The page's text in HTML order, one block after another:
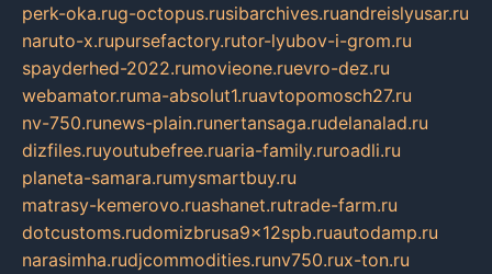
perk-oka.rug-octopus.rusibarchives.ruandreislyusar.ru
naruto-x.rupursefactory.rutor-lyubov-i-grom.ru
spayderhed-2022.rumovieone.ruevro-dez.ru
webamator.ruma-absolut1.ruavtopomosch27.ru
nv-750.runews-plain.runertansaga.rudelanalad.ru
dizfiles.ruyoutubefree.ruaria-family.ruroadli.ru
planeta-samara.rumysmartbuy.ru
matrasy-kemerovo.ruashanet.rutrade-farm.ru
dotcustoms.rudomizbrusa9x12spb.ruautodamp.ru
narasimha.rudjcommodities.runv750.rux-ton.ru